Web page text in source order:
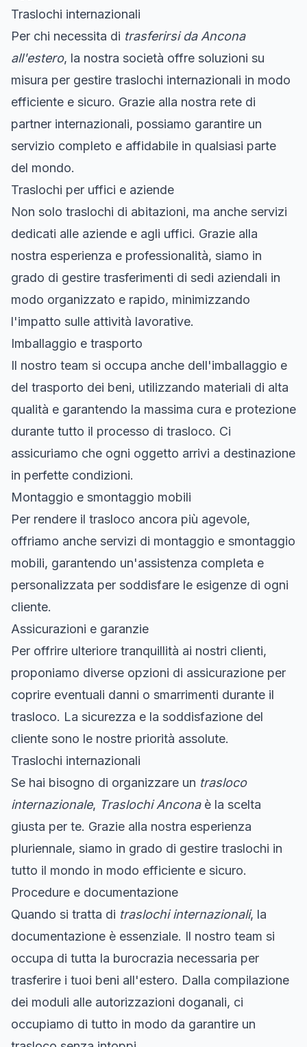
Traslochi internazionali
Per chi necessita di trasferirsi da Ancona
all'estero, la nostra società offre soluzioni su
misura per gestire traslochi internazionali in modo
efficiente e sicuro. Grazie alla nostra rete di
partner internazionali, possiamo garantire un
servizio completo e affidabile in qualsiasi parte
del mondo.
Traslochi per uffici e aziende
Non solo traslochi di abitazioni, ma anche servizi
dedicati alle aziende e agli uffici. Grazie alla
nostra esperienza e professionalità, siamo in
grado di gestire trasferimenti di sedi aziendali in
modo organizzato e rapido, minimizzando
l'impatto sulle attività lavorative.
Imballaggio e trasporto
Il nostro team si occupa anche dell'imballaggio e
del trasporto dei beni, utilizzando materiali di alta
qualità e garantendo la massima cura e protezione
durante tutto il processo di trasloco. Ci
assicuriamo che ogni oggetto arrivi a destinazione
in perfette condizioni.
Montaggio e smontaggio mobili
Per rendere il trasloco ancora più agevole,
offriamo anche servizi di montaggio e smontaggio
mobili, garantendo un'assistenza completa e
personalizzata per soddisfare le esigenze di ogni
cliente.
Assicurazioni e garanzie
Per offrire ulteriore tranquillità ai nostri clienti,
proponiamo diverse opzioni di assicurazione per
coprire eventuali danni o smarrimenti durante il
trasloco. La sicurezza e la soddisfazione del
cliente sono le nostre priorità assolute.
Traslochi internazionali
Se hai bisogno di organizzare un trasloco
internazionale, Traslochi Anconaè la scelta
giusta per te. Grazie alla nostra esperienza
pluriennale, siamo in grado di gestire traslochi in
tutto il mondo in modo efficiente e sicuro.
Procedure e documentazione
Quando si tratta di traslochi internazionali, la
documentazione è essenziale. Il nostro team si
occupa di tutta la burocrazia necessaria per
trasferire i tuoi beni all'estero. Dalla compilazione
dei moduli alle autorizzazioni doganali, ci
occupiamo di tutto in modo da garantire un